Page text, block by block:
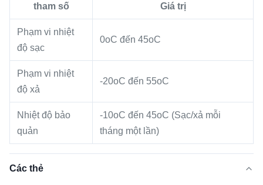
tham số Giá trị
Phạm vi nhiệt
độ sạc
0oC đến 45oC
Phạm vi nhiệt
độ xả
-20oC đến 55oC
Nhiệt độ bảo
quản
-10oC đến 45oC (Sạc/xả mỗi
tháng một lần)
Các thẻ